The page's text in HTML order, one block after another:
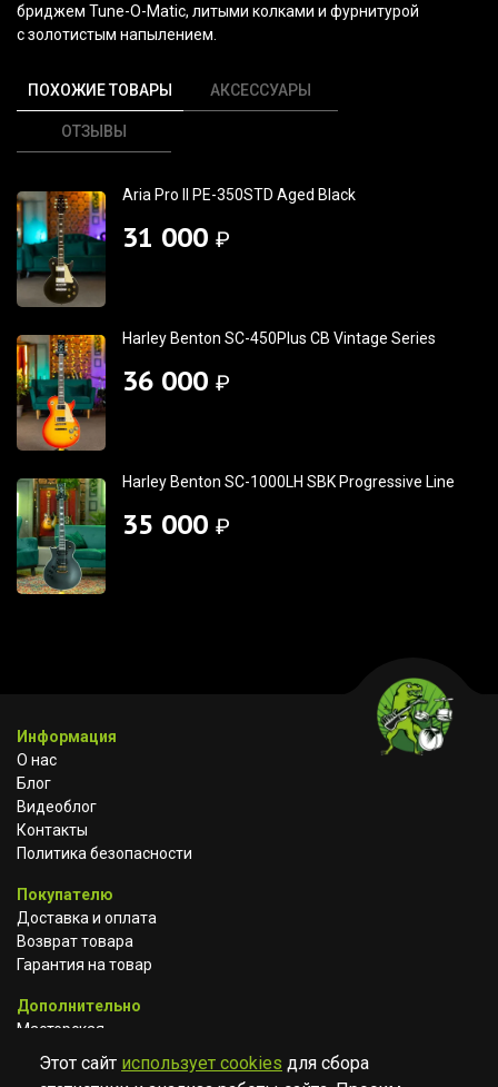
бриджем Tune-O-Matic, литыми колками и фурнитурой
с золотистым напылением.
ПОХОЖИЕ ТОВАРЫ АКСЕССУАРЫ
ОТЗЫВЫ
Aria Pro II PE-350STD Aged Black
31 000 ₽
Harley Benton SC-450Plus CB Vintage Series
36 000 ₽
Harley Benton SC-1000LH SBK Progressive Line
35 000 ₽
Информация
О нас
Блог
Видеоблог
Контакты
Политика безопасности
Покупателю
Доставка и оплата
Возврат товара
Гарантия на товар
Дополнительно
Мастерская
Сотрудничество
Этот сайт использует cookies для сбора